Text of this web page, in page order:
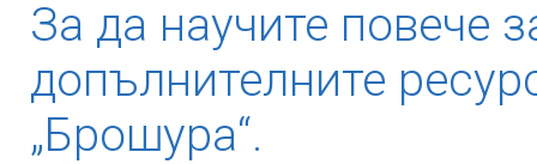
За да научите повече
допълнителните
„Брошура“.